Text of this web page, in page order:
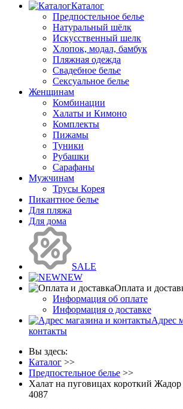
Каталог
Предпостельное белье
Натуральный шёлк
Искусственный шелк
Хлопок, модал, бамбук
Пляжная одежда
Свадебное белье
Сексуальное белье
Женщинам
Комбинации
Халаты и Кимоно
Комплекты
Пижамы
Туники
Рубашки
Сарафаны
Мужчинам
Трусы Корея
Пикантное белье
Для пляжа
Для дома
SALE
NEW
Оплата и
Информация об оплате
Информация о доставке
Адрес
контакты
Вы здесь:
Каталог >>
Предпостельное белье >>
Халат на пуговицах короткий
4087